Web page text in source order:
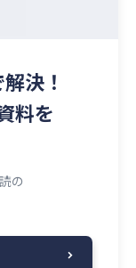
決！
料を
の